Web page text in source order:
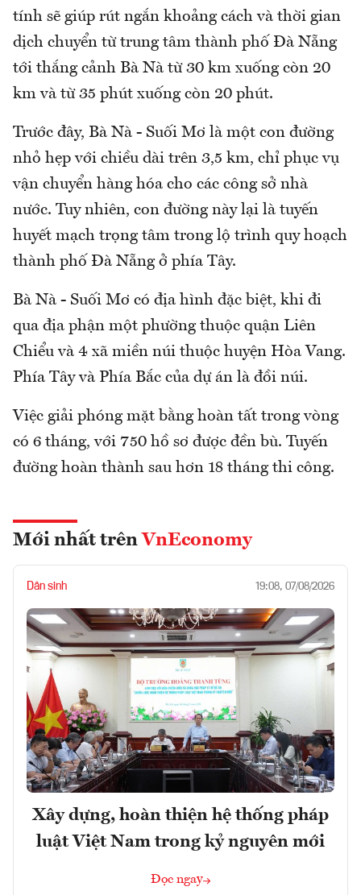
tính sẽ giúp rút ngắn khoảng cách và thời gian
dịch chuyển từ trung tâm thành phố Đà Nẵng
tới thắng cảnh Bà Nà từ 30 km xuống còn 20
km và từ 35 phút xuống còn 20 phút.
Trước đây, Bà Nà - Suối Mơ là một con đường
nhỏ hẹp với chiều dài trên 3,5 km, chỉ phục vụ
vận chuyển hàng hóa cho các công sở nhà
nước. Tuy nhiên, con đường này lại là tuyến
huyết mạch trọng tâm trong lộ trình quy hoạch
thành phố Đà Nẵng ở phía Tây.
Bà Nà - Suối Mơ có địa hình đặc biệt, khi đi
qua địa phận một phường thuộc quận Liên
Chiểu và 4 xã miền núi thuộc huyện Hòa Vang.
Phía Tây và Phía Bắc của dự án là đồi núi.
Việc giải phóng mặt bằng hoàn tất trong vòng
có 6 tháng, với 750 hồ sơ được đền bù. Tuyến
đường hoàn thành sau hơn 18 tháng thi công.
Mới nhất trên VnEconomy
Dân sinh 19:08, 07/08/2026
Xây dựng, hoàn thiện hệ thống pháp
luật Việt Nam trong kỷ nguyên mới
Đọc ngay